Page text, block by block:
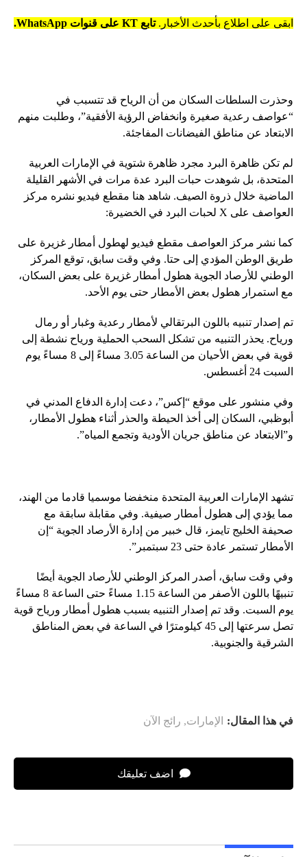
ابقى على اطلاع بأحدث الأخبار.تابع KT على قنوات WhatsApp.
وحذرت السلطات السكان من أن الرياح قد تتسبب في
“عواصف رعدية صغيرة وانخفاض الرؤية الأفقية”، وطلبت منهم
الابتعاد عن مناطق الفيضانات المفاجئة.
لم تكن ظاهرة البرد مجرد ظاهرة شتوية في الإمارات العربية
المتحدة، بل شوهدت حبات البرد عدة مرات في الأشهر القليلة
الماضية خلال ذروة الصيف. شاهد هنا مقطع فيديو نشره مركز
العواصف على X لحبات البرد في الخضيرة:
كما نشر مركز العواصف مقطع فيديو لهطول أمطار غزيرة على
طريق الوطن المؤدي إلى حتا. وفي وقت سابق، توقع المركز
الوطني للأرصاد الجوية هطول أمطار غزيرة على بعض السكان،
مع استمرار هطول بعض الأمطار حتى يوم الأحد.
تم إصدار تنبيه باللون البرتقالي لأمطار رعدية وغبار أو رمال
ورياح. يحذر التنبيه من تشكل السحب الحملية ورياح نشطة إلى
قوية في بعض الأحيان من الساعة 3.05 مساءً إلى 8 مساءً يوم
السبت 24 أغسطس.
وفي منشور على موقع “إكس”، دعت إدارة الدفاع المدني في
أبوظبي، السكان إلى أخذ الحيطة والحذر أثناء هطول الأمطار،
و”الابتعاد عن مناطق جريان الأودية وتجمع المياه”.
تشهد الإمارات العربية المتحدة منخفضا موسميا قادما من الهند،
مما يؤدي إلى هطول أمطار صيفية. وفي مقابلة سابقة مع
صحيفة الخليج تايمز، قال خبير من إدارة الأرصاد الجوية “إن
الأمطار تستمر عادة حتى 23 سبتمبر”.
وفي وقت سابق، أصدر المركز الوطني للأرصاد الجوية أيضًا
تنبيهًا باللون الأصفر من الساعة 1.15 مساءً حتى الساعة 8 مساءً
يوم السبت. وقد تم إصدار التنبيه بسبب هطول أمطار ورياح قوية
تصل سرعتها إلى 45 كيلومترًا في الساعة في بعض المناطق
الشرقية والجنوبية.
في هذا المقال: الإمارات, رائج الآن
اضف تعليقك